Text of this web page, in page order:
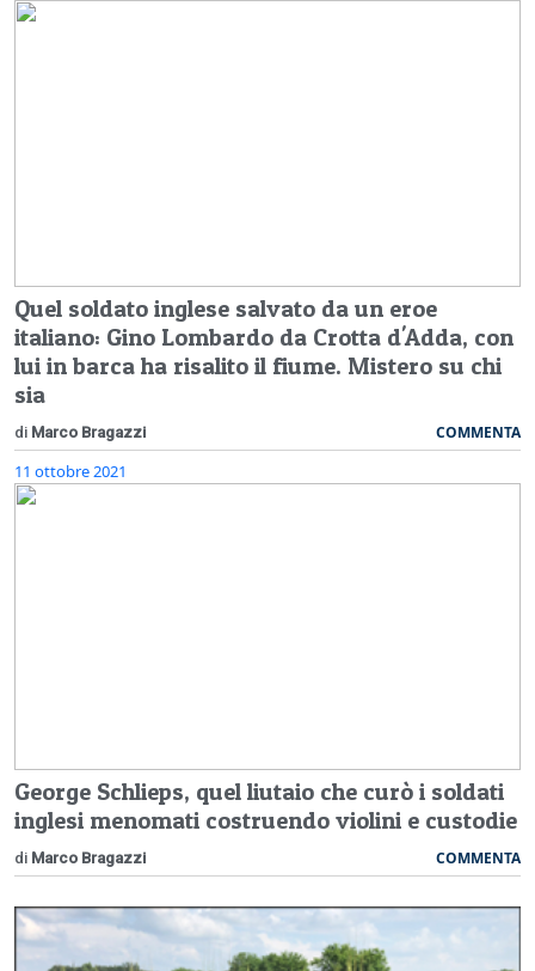
Quel soldato inglese salvato da un eroe
italiano: Gino Lombardo da Crotta d'Adda, con
lui in barca ha risalito il fiume. Mistero su chi
sia
di Marco Bragazzi COMMENTA
11 ottobre 2021
George Schlieps, quel liutaio che curò i soldati
inglesi menomati costruendo violini e custodie
di Marco Bragazzi COMMENTA